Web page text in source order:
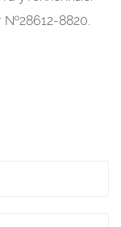
№28612-8820.